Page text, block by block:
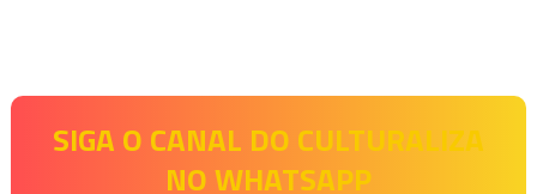
SIGA O CANAL DO CULTURALIZA
NO WHATSAPP